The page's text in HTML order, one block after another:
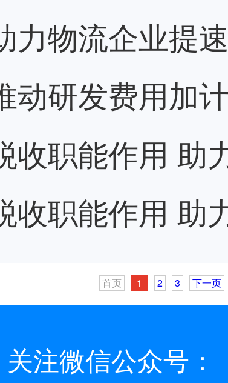
力物流企业提
动研发费用加
收职能作用 助
收职能作用 助
首页 1 2 3 下一页
注微信公众号：